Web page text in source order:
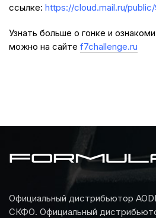
ссылке: https://cloud.mail.ru/
Узнать больше о гонке и
можно на сайте f7challenge.ru
Официальный дистрибьютор
СКФО. Официальный